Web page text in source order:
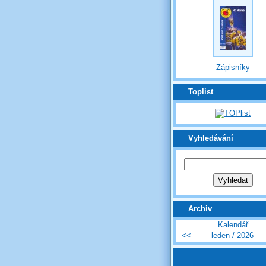
Zápisníky
Toplist
Vyhledávání
Archiv
Kalendář
<<
leden / 2026